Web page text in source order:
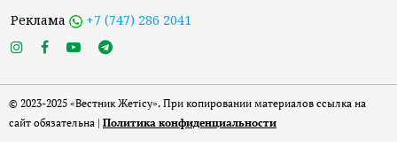
Реклама +7 (747) 286 2041
© 2023-2025 «Вестник Жетісу». При копировании материалов ссылка на
сайт обязательна | Политика конфиденциальности